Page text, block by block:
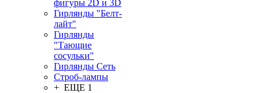
фигуры 2D и 3D
Гирлянды "Белт-
лайт"
Гирлянды
"Тающие
сосульки"
Гирлянды Сеть
Строб-лампы
+ ЕЩЕ 1